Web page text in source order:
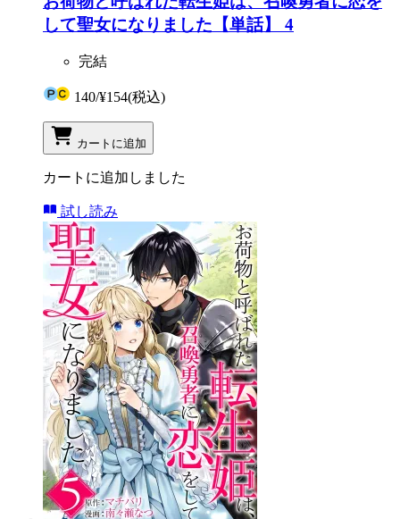
して聖女になりました【単話】 4
完結
140/¥154(税込)
カートに追加
カートに追加しました
試し読み